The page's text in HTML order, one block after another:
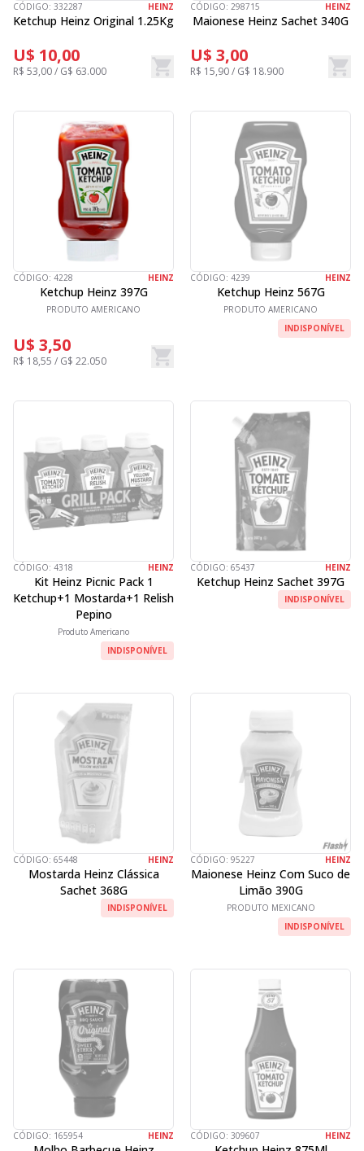
CÓDIGO: 332287 HEINZ
Ketchup Heinz Original 1.25Kg
U$ 10,00
R$ 53,00 / G$ 63.000
CÓDIGO: 298715 HEINZ
Maionese Heinz Sachet 340G
U$ 3,00
R$ 15,90 / G$ 18.900
CÓDIGO: 4228 HEINZ
Ketchup Heinz 397G
PRODUTO AMERICANO
U$ 3,50
R$ 18,55 / G$ 22.050
CÓDIGO: 4239 HEINZ
Ketchup Heinz 567G
PRODUTO AMERICANO
INDISPONÍVEL
CÓDIGO: 4318 HEINZ
Kit Heinz Picnic Pack 1
Ketchup+1 Mostarda+1 Relish
Pepino
Produto Americano
INDISPONÍVEL
CÓDIGO: 65437 HEINZ
Ketchup Heinz Sachet 397G
INDISPONÍVEL
CÓDIGO: 65448 HEINZ
Mostarda Heinz Clássica
Sachet 368G
INDISPONÍVEL
CÓDIGO: 95227 HEINZ
Maionese Heinz Com Suco de
Limão 390G
PRODUTO MEXICANO
INDISPONÍVEL
CÓDIGO: 165954 HEINZ CÓDIGO: 309607 HEINZ